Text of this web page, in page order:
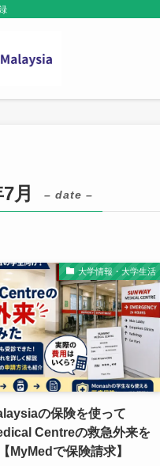
月 – date –
大学情報・大学生活
の保険を使って
Centreの救急外来を
MyMedで保険請求】